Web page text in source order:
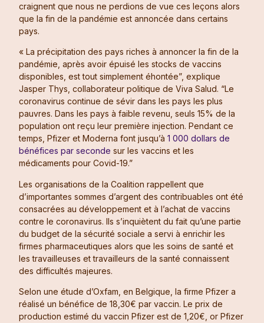
craignent que nous ne perdions de vue ces leçons alors
que la fin de la pandémie est annoncée dans certains
pays.
« La précipitation des pays riches à annoncer la fin de la
pandémie, après avoir épuisé les stocks de vaccins
disponibles, est tout simplement éhontée”, explique
Jasper Thys, collaborateur politique de Viva Salud. “Le
coronavirus continue de sévir dans les pays les plus
pauvres. Dans les pays à faible revenu, seuls 15% de la
population ont reçu leur première injection. Pendant ce
temps, Pfizer et Moderna font jusqu’à 1 000 dollars de
bénéfices par seconde sur les vaccins et les
médicaments pour Covid-19.”
Les organisations de la Coalition rappellent que
d’importantes sommes d’argent des contribuables ont été
consacrées au développement et à l’achat de vaccins
contre le coronavirus. Ils s’inquiètent du fait qu’une partie
du budget de la sécurité sociale a servi à enrichir les
firmes pharmaceutiques alors que les soins de santé et
les travailleuses et travailleurs de la santé connaissent
des difficultés majeures.
Selon une étude d’Oxfam, en Belgique, la firme Pfizer a
réalisé un bénéfice de 18,30€ par vaccin. Le prix de
production estimé du vaccin Pfizer est de 1,20€, or Pfizer